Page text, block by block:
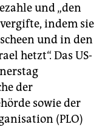
und „den
indem sie
und in den
hetzt“. Das US-
der
sowie der
(PLO)